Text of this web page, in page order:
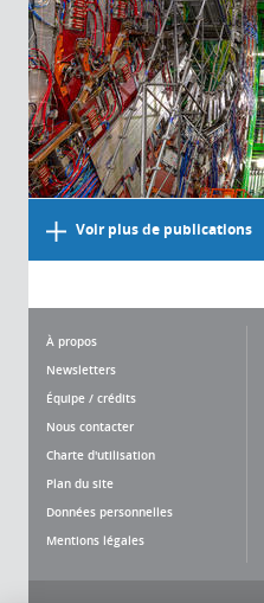
Voir plus de publications
À propos
Newsletters
Équipe / crédits
Nous contacter
Charte d'utilisation
Plan du site
Données personnelles
Mentions légales